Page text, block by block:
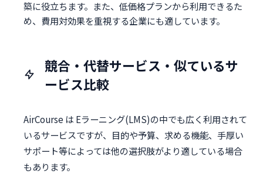
築に役立ちます。また、低価格プランから利用できるた
め、費用対効果を重視する企業にも適しています。
競合・代替サービス・似ているサ
ービス比較
AirCourse は Eラーニング(LMS)の中でも広く利用されて
いるサービスですが、目的や予算、求める機能、手厚い
サポート等によっては他の選択肢がより適している場合
もあります。